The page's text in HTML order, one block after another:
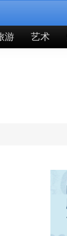
游 艺术